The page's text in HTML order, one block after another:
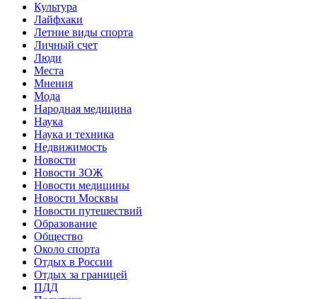
Культура
Лайфхаки
Летние виды спорта
Личный счет
Люди
Места
Мнения
Мода
Народная медицина
Наука
Наука и техника
Недвижимость
Новости
Новости ЗОЖ
Новости медицины
Новости Москвы
Новости путешествий
Образование
Общество
Около спорта
Отдых в России
Отдых за границей
ПДД